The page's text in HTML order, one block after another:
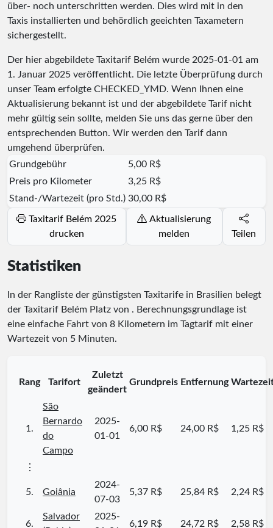
über- noch unterschritten werden. Dies wird mit in den
Taxis installierten und behördlich geeichten Taxametern
sichergestellt.
Der hier abgebildete Taxitarif Belém wurde 2025-01-01 am
1. Januar 2025 veröffentlicht. Die letzte Überprüfung durch
unser Team erfolgte CHECKED_YMD. Wenn Ihnen eine
Aktualisierung bekannt ist und der abgebildete Tarif nicht
mehr gültig sein sollte, melden Sie uns das gerne über den
entsprechenden Button. Wir werden den Tarif dann
umgehend überprüfen.
Grundgebühr
5,00 R$
Preis pro Kilometer
3,25 R$
Stand-/Wartezeit (pro Std.) 30,00 R$
Taxitarif Belém 2025
drucken
Aktualisierung
melden
Teilen
Statistiken
In der Rangliste der günstigsten Taxitarife in Brasilien belegt
der Taxitarif Belém Platz von . Berechnungsgrundlage ist
eine einfache Fahrt von 8 Kilometern im Tagtarif mit einer
Wartezeit von 5 Minuten.
Rang Tarifort
Zuletzt
geändert
Grundpreis Entfernung
1.
São
Bernardo
do
Campo
2025-
01-01
6,00 R$ 24,00 R$ 1,25 R$
⋮
5. Goiânia
2024-
07-03
5,37 R$ 25,84 R$ 2,24 R$
6.
Salvador
2025-
6,19 R$ 24,72 R$ 2,58 R$